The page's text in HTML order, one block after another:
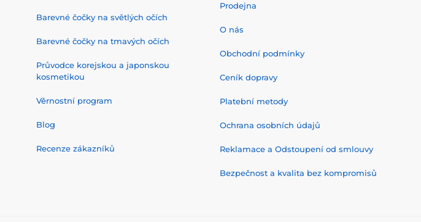
Barevné čočky na světlých očích
Barevné čočky na tmavých očích
Průvodce korejskou a japonskou
kosmetikou
Věrnostní program
Blog
Recenze zákazníků
Prodejna
O nás
Obchodní podmínky
Ceník dopravy
Platební metody
Ochrana osobních údajů
Reklamace a Odstoupení od smlouvy
Bezpečnost a kvalita bez kompromisů